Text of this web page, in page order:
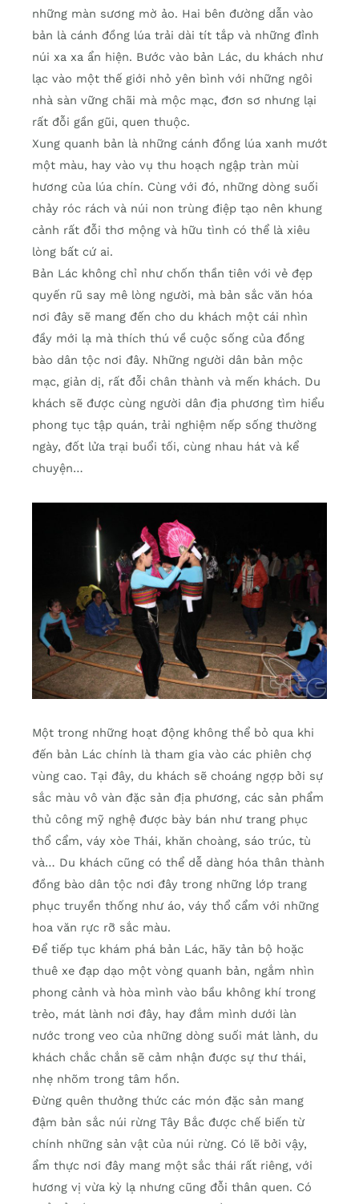
những màn sương mờ ảo. Hai bên đường dẫn vào
bản là cánh đồng lúa trải dài tít tắp và những đỉnh
núi xa xa ẩn hiện. Bước vào bản Lác, du khách như
lạc vào một thế giới nhỏ yên bình với những ngôi
nhà sàn vững chãi mà mộc mạc, đơn sơ nhưng lại
rất đỗi gần gũi, quen thuộc.
Xung quanh bản là những cánh đồng lúa xanh mướt
một màu, hay vào vụ thu hoạch ngập tràn mùi
hương của lúa chín. Cùng với đó, những dòng suối
chảy róc rách và núi non trùng điệp tạo nên khung
cảnh rất đỗi thơ mộng và hữu tình có thể là xiêu
lòng bất cứ ai.
Bản Lác không chỉ như chốn thần tiên với vẻ đẹp
quyến rũ say mê lòng người, mà bản sắc văn hóa
nơi đây sẽ mang đến cho du khách một cái nhìn
đầy mới lạ mà thích thú về cuộc sống của đồng
bào dân tộc nơi đây. Những người dân bản mộc
mạc, giản dị, rất đỗi chân thành và mến khách. Du
khách sẽ được cùng người dân địa phương tìm hiểu
phong tục tập quán, trải nghiệm nếp sống thường
ngày, đốt lửa trại buổi tối, cùng nhau hát và kể
chuyện…
Một trong những hoạt động không thể bỏ qua khi
đến bản Lác chính là tham gia vào các phiên chợ
vùng cao. Tại đây, du khách sẽ choáng ngợp bởi sự
sắc màu vô vàn đặc sản địa phương, các sản phẩm
thủ công mỹ nghệ được bày bán như trang phục
thổ cẩm, váy xòe Thái, khăn choàng, sáo trúc, tù
và… Du khách cũng có thể dễ dàng hóa thân thành
đồng bào dân tộc nơi đây trong những lớp trang
phục truyền thống như áo, váy thổ cẩm với những
hoa văn rực rỡ sắc màu.
Để tiếp tục khám phá bản Lác, hãy tản bộ hoặc
thuê xe đạp dạo một vòng quanh bản, ngắm nhìn
phong cảnh và hòa mình vào bầu không khí trong
trẻo, mát lành nơi đây, hay đắm mình dưới làn
nước trong veo của những dòng suối mát lành, du
khách chắc chắn sẽ cảm nhận được sự thư thái,
nhẹ nhõm trong tâm hồn.
Đừng quên thưởng thức các món đặc sản mang
đậm bản sắc núi rừng Tây Bắc được chế biến từ
chính những sản vật của núi rừng. Có lẽ bởi vậy,
ẩm thực nơi đây mang một sắc thái rất riêng, với
hương vị vừa kỳ lạ nhưng cũng đỗi thân quen. Có